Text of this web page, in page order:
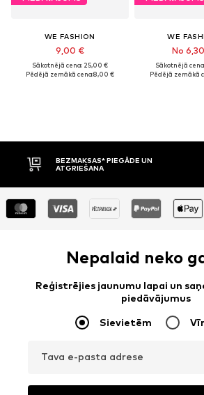
WE FASHION
9,00 €
Sākotnējā cena: 25,00 €
Pēdējā zemākā cena:8,00 €
WE
No
Sākotnējā
Pēdējā zemākā
30 DIENU
Nepalaid neko
Reģistrējies jaunumu lapai un
piedāvājumus
Sievietēm
Tava e-pasta adrese